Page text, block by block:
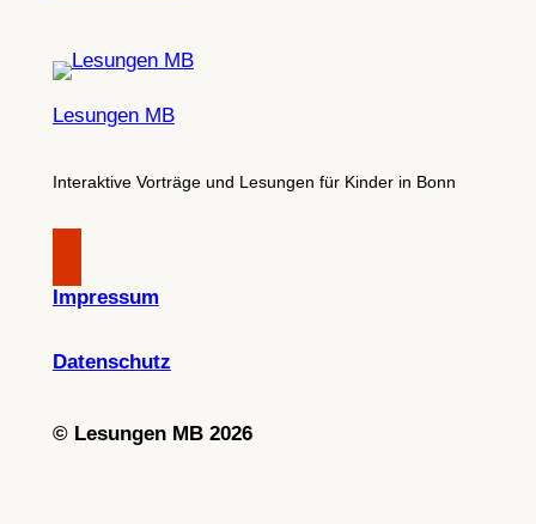
Lesungen MB
Interaktive Vorträge und Lesungen für Kinder in Bonn
Impressum
Datenschutz
© Lesungen MB 2026